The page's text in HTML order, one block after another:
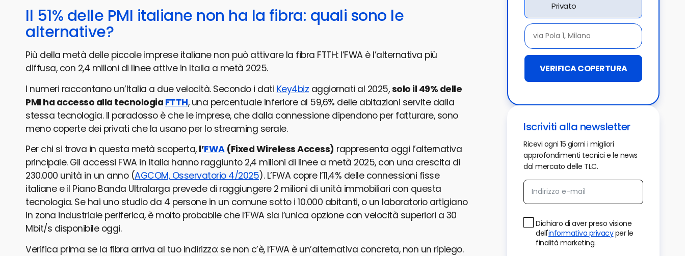
Il 51% delle PMI italiane non ha la fibra: quali sono le
alternative?
Più della metà delle piccole imprese italiane non può attivare la fibra FTTH: l’FWA è l’alternativa più
diffusa, con 2,4 milioni di linee attive in Italia a metà 2025.
I numeri raccontano un’Italia a due velocità. Secondo i dati Key4biz aggiornati al 2025,solo il 49% delle
PMI ha accesso alla tecnologia FTTH, una percentuale inferiore al 59,6% delle abitazioni servite dalla
stessa tecnologia. Il paradosso è che le imprese, che dalla connessione dipendono per fatturare, sono
meno coperte dei privati che la usano per lo streaming serale.
Per chi si trova in questa metà scoperta, l’FWA(Fixed Wireless Access) rappresenta oggi l’alternativa
principale. Gli accessi FWA in Italia hanno raggiunto 2,4 milioni di linee a metà 2025, con una crescita di
230.000 unità in un anno (AGCOM, Osservatorio 4/2025). L’FWA copre l’11,4% delle connessioni fisse
italiane e il Piano Banda Ultralarga prevede di raggiungere 2 milioni di unità immobiliari con questa
tecnologia. Se hai uno studio da 4 persone in un comune sotto i 10.000 abitanti, o un laboratorio artigiano
in zona industriale periferica, è molto probabile che l’FWA sia l’unica opzione con velocità superiori a 30
Mbit/s disponibile oggi.
Verifica prima se la fibra arriva al tuo indirizzo: se non c’è, l’FWA è un’alternativa concreta, non un ripiego.
Privato
VERIFICA COPERTURA
Iscriviti alla newsletter
Ricevi ogni 15 giorni i migliori
approfondimenti tecnici e le news
dal mercato delle TLC.
Dichiaro di aver preso visione
dell'informativa privacyper le
finalità marketing.